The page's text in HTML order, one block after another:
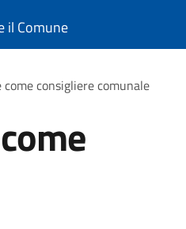
il Comune
consigliere comunale